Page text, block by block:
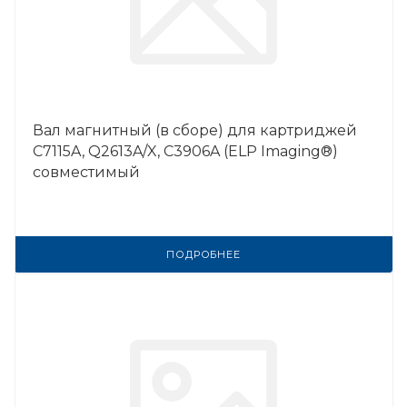
Вал магнитный (в сборе) для картриджей
C7115A, Q2613A/X, C3906A (ELP Imaging®)
совместимый
ПОДРОБНЕЕ